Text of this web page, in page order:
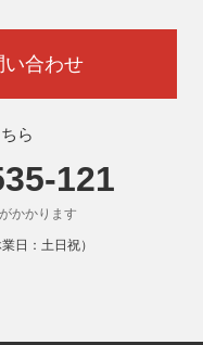
場合がありますのでご
ェブサイトを閲覧した
いますが、Cookieによ
報取扱事業者へ提供す
LLC）
する制度：APECの
い合わせ
ら
121
かかります
日：土日祝）